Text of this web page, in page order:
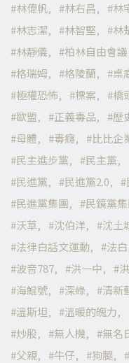
林偉帆
林右昌 林
林志潔
林智堅 林
林靜儀
柏林自由會議
格瑞姆
格陵蘭 桌
極權恐怖
標案 橋
歐盟
正義毒品 歷
母體
毒癮 比比企
民主進步黨
民主黨
民進黨
民進黨2.0
民進黨集團
民鏡黨
沃草
沈伯洋 沈土
法律白話文運動
法白
波音787
洪一中
海鯤號
深綠 清新
溫斯坦
溫暖的魄力
炒股
無人機 無名
父親
牛仔 狗腿